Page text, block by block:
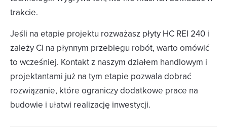
trakcie.
Jeśli na etapie projektu rozważasz płyty HC REI 240 i
zależy Ci na płynnym przebiegu robót, warto omówić
to wcześniej. Kontakt z naszym działem handlowym i
projektantami już na tym etapie pozwala dobrać
rozwiązanie, które ograniczy dodatkowe prace na
budowie i ułatwi realizację inwestycji.